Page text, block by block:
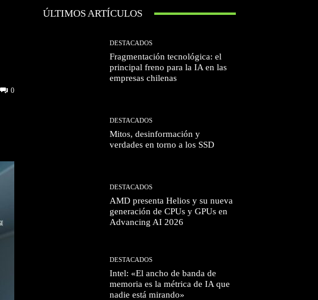
0
ÚLTIMOS ARTÍCULOS
DESTACADOS
Fragmentación tecnológica: el
principal freno para la IA en las
empresas chilenas
DESTACADOS
Mitos, desinformación y
verdades en torno a los SSD
DESTACADOS
AMD presenta Helios y su nueva
generación de CPUs y GPUs en
Advancing AI 2026
DESTACADOS
Intel: «El ancho de banda de
memoria es la métrica de IA que
nadie está mirando»